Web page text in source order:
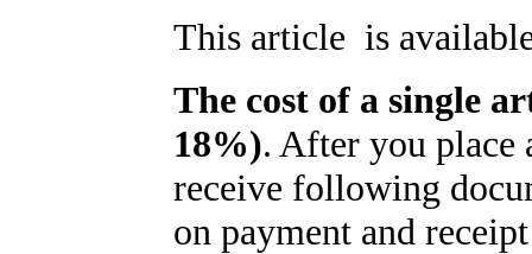
This article is
The cost of a single
18%). After you
receive following
on payment and